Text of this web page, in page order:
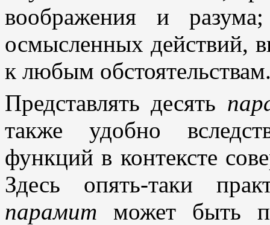
воображения и
осмысленных действий,
к любым
Представлять десять
также удобно
функций в контексте
Здесь опять-таки
парамит может быть